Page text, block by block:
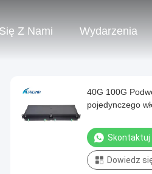
Z Nami Wydarzenia
40G 100G
pojedynczego
Dowiedz